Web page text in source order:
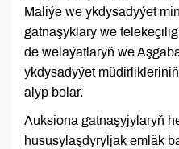
Maliýe we ykdysadyýet
gatnaşyklary we
de welaýatlaryň we
ykdysadyýet
alyp bolar.
Auksiona gatnaşyjylaryň
hususylaşdyryljak emläk